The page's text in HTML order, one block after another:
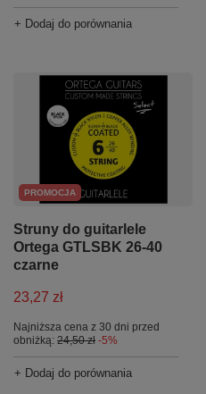
+ Dodaj do porównania
PROMOCJA
Struny do guitarlele
Ortega GTLSBK 26-40
czarne
23,27 zł
Najniższa cena z 30 dni przed
obniżką: 24,50 zł -5%
+ Dodaj do porównania